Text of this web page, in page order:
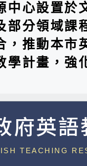
中心設置於
部分領域課
，推動本市
學計畫，強
府英
TEACHING